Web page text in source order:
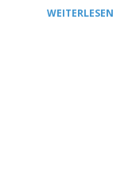
WEITERLESEN